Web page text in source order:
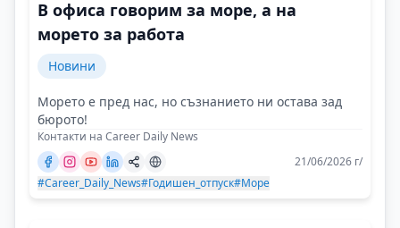
В офиса говорим за море, а на
морето за работа
Новини
Морето е пред нас, но съзнанието ни остава зад
бюрото!
Контакти на Career Daily News
21/06/2026 г/
#Career_Daily_News#Годишен_отпуск#Море